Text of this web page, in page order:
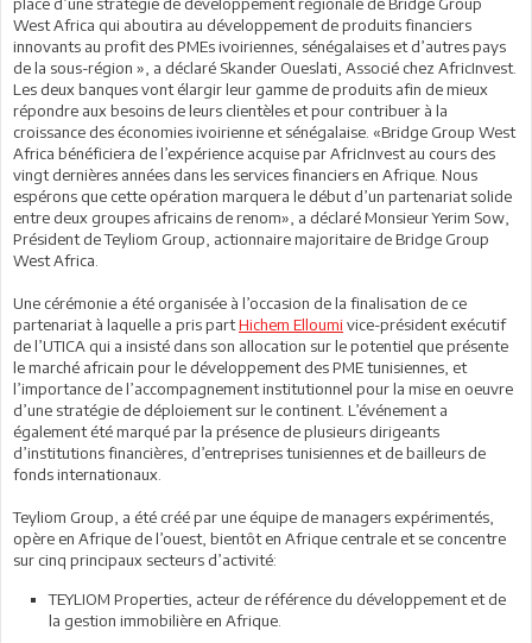
West Africa qui aboutira au développement de produits financiers
innovants au profit des PMEs ivoiriennes, sénégalaises et d’autres pays
de la sous-région », a déclaré Skander Oueslati, Associé chez AfricInvest.
Les deux banques vont élargir leur gamme de produits afin de mieux
répondre aux besoins de leurs clientèles et pour contribuer à la
croissance des économies ivoirienne et sénégalaise. «Bridge Group West
Africa bénéficiera de l’expérience acquise par AfricInvest au cours des
vingt dernières années dans les services financiers en Afrique. Nous
espérons que cette opération marquera le début d’un partenariat solide
entre deux groupes africains de renom», a déclaré Monsieur Yerim Sow,
Président de Teyliom Group, actionnaire majoritaire de Bridge Group
West Africa.
Une cérémonie a été organisée à l’occasion de la finalisation de ce
partenariat à laquelle a pris partHichem Elloumi vice-président exécutif
de l’UTICA qui a insisté dans son allocation sur le potentiel que présente
le marché africain pour le développement des PME tunisiennes, et
l’importance de l’accompagnement institutionnel pour la mise en oeuvre
d’une stratégie de déploiement sur le continent. L’événement a
également été marqué par la présence de plusieurs dirigeants
d’institutions financières, d’entreprises tunisiennes et de bailleurs de
fonds internationaux.
Teyliom Group, a été créé par une équipe de managers expérimentés,
opère en Afrique de l’ouest, bientôt en Afrique centrale et se concentre
sur cinq principaux secteurs d’activité:
TEYLIOM Properties, acteur de référence du développement et de
la gestion immobilière en Afrique.